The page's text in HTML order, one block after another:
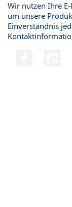
Wir nutzen Ihre
um unsere
Einverständnis